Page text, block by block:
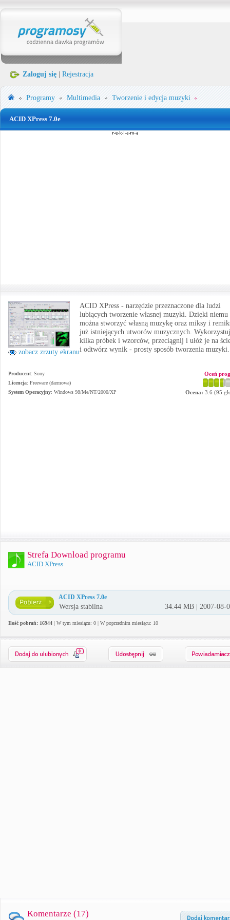
Zaloguj się Rejestracja
Programy Multimedia Tworzenie i edycja muzyki
ACID XPress 7.0e
zobacz zrzuty ekranu
ACID XPress - narzędzie przeznaczone dla ludzi
lubiących tworzenie własnej muzyki. Dzięki niemu
można stworzyć własną muzykę oraz miksy i
już istniejących utworów muzycznych.
kilka próbek i wzorców, przeciągnij i ułóż je na
i odtwórz wynik - prosty sposób tworzenia muzyki.
Producent: Sony
Licencja: Freeware (darmowa)
System Operacyjny: Windows 98/Me/NT/2000/XP
Oceń
Ocena: 3.6 (95
Strefa Download programu
ACID XPress
ACID XPress 7.0e
Wersja stabilna 34.44 MB | 2007-08-
Ilość pobrań: 16944 | W tym miesiącu: 0 | W poprzednim miesiącu: 10
0
Komentarze (17)